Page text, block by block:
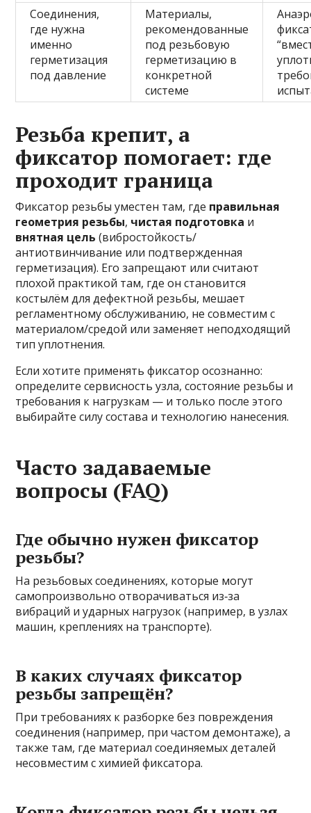
Соединения,
где нужна
именно
герметизация
под давление
Материалы,
рекомендованные
под резьбовую
герметизацию в
конкретной
системе
Резьба крепит, а
фиксатор помогает: где
проходит граница
Фиксатор резьбы уместен там, где правильная
геометрия резьбы, чистая подготовка и
внятная цель (вибростойкость/
антиотвинчивание или подтвержденная
герметизация). Его запрещают или считают
плохой практикой там, где он становится
костылём для дефектной резьбы, мешает
регламентному обслуживанию, не совместим с
материалом/средой или заменяет неподходящий
тип уплотнения.
Если хотите применять фиксатор осознанно:
определите сервисность узла, состояние резьбы и
требования к нагрузкам — и только после этого
выбирайте силу состава и технологию нанесения.
Часто задаваемые
вопросы (FAQ)
Где обычно нужен фиксатор
резьбы?
На резьбовых соединениях, которые могут
самопроизвольно отворачиваться из‑за
вибраций и ударных нагрузок (например, в узлах
машин, креплениях на транспорте).
В каких случаях фиксатор
резьбы запрещён?
При требованиях к разборке без повреждения
соединения (например, при частом демонтаже), а
также там, где материал соединяемых деталей
несовместим с химией фиксатора.